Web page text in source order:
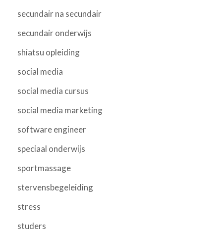
secundair na secundair
secundair onderwijs
shiatsu opleiding
social media
social media cursus
social media marketing
software engineer
speciaal onderwijs
sportmassage
stervensbegeleiding
stress
studers